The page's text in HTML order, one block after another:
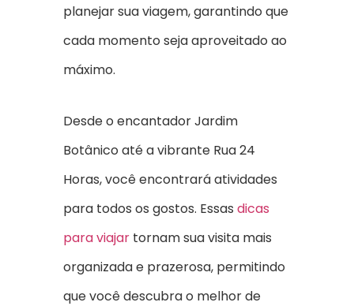
planejar sua viagem, garantindo que
cada momento seja aproveitado ao
máximo.
Desde o encantador Jardim
Botânico até a vibrante Rua 24
Horas, você encontrará atividades
para todos os gostos. Essas dicas
para viajar tornam sua visita mais
organizada e prazerosa, permitindo
que você descubra o melhor de